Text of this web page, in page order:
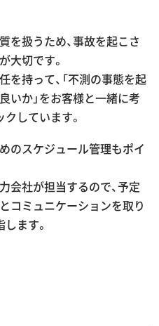
内
扱うため、事故を起こさ
大切です。
持って、「不測の事態を起
いか」をお客様と一緒に考
しています。
のスケジュール管理もポイ
会社が担当するので、予定
コミュニケーションを取り
ます。